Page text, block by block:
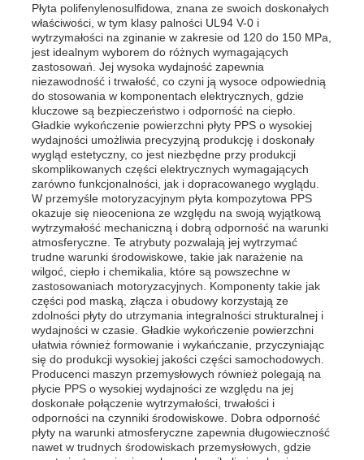
Płyta polifenylenosulfidowa, znana ze swoich doskonałych
właściwości, w tym klasy palności UL94 V-0 i
wytrzymałości na zginanie w zakresie od 120 do 150 MPa,
jest idealnym wyborem do różnych wymagających
zastosowań. Jej wysoka wydajność zapewnia
niezawodność i trwałość, co czyni ją wysoce odpowiednią
do stosowania w komponentach elektrycznych, gdzie
kluczowe są bezpieczeństwo i odporność na ciepło.
Gładkie wykończenie powierzchni płyty PPS o wysokiej
wydajności umożliwia precyzyjną produkcję i doskonały
wygląd estetyczny, co jest niezbędne przy produkcji
skomplikowanych części elektrycznych wymagających
zarówno funkcjonalności, jak i dopracowanego wyglądu.
W przemyśle motoryzacyjnym płyta kompozytowa PPS
okazuje się nieoceniona ze względu na swoją wyjątkową
wytrzymałość mechaniczną i dobrą odporność na warunki
atmosferyczne. Te atrybuty pozwalają jej wytrzymać
trudne warunki środowiskowe, takie jak narażenie na
wilgoć, ciepło i chemikalia, które są powszechne w
zastosowaniach motoryzacyjnych. Komponenty takie jak
części pod maską, złącza i obudowy korzystają ze
zdolności płyty do utrzymania integralności strukturalnej i
wydajności w czasie. Gładkie wykończenie powierzchni
ułatwia również formowanie i wykańczanie, przyczyniając
się do produkcji wysokiej jakości części samochodowych.
Producenci maszyn przemysłowych również polegają na
płycie PPS o wysokiej wydajności ze względu na jej
doskonałe połączenie wytrzymałości, trwałości i
odporności na czynniki środowiskowe. Dobra odporność
płyty na warunki atmosferyczne zapewnia długowieczność
nawet w trudnych środowiskach przemysłowych, gdzie